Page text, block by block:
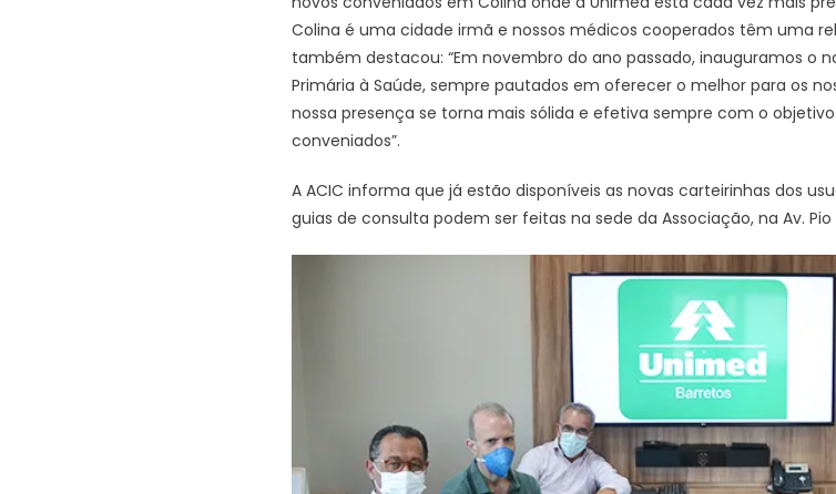
Colina é uma cidade irmã e nossos médicos cooperados têm uma
também destacou: “Em novembro do ano passado, inauguramos o
Primária à Saúde, sempre pautados em oferecer o melhor para os
nossa presença se torna mais sólida e efetiva sempre com o
conveniados”.
A ACIC informa que já estão disponíveis as novas carteirinhas dos
guias de consulta podem ser feitas na sede da Associação, na Av. Pio